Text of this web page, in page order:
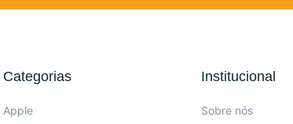
Categorias
Apple
Institucional
Sobre nós